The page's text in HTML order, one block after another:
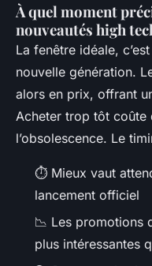
À quel moment
nouveautés high
La fenêtre idéale,
nouvelle génération.
alors en prix, offrant
Acheter trop tôt coûte
l’obsolescence. Le
⏱️ Mieux vaut
lancement officiel
📉 Les promotions
plus intéressantes